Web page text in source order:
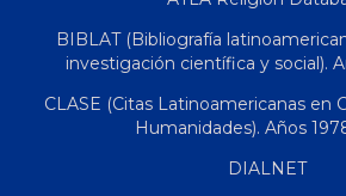
BIBLAT (Bibliografía
investigación científica y social).
CLASE (Citas Latinoamericanas en
Humanidades). Años
DIALNET